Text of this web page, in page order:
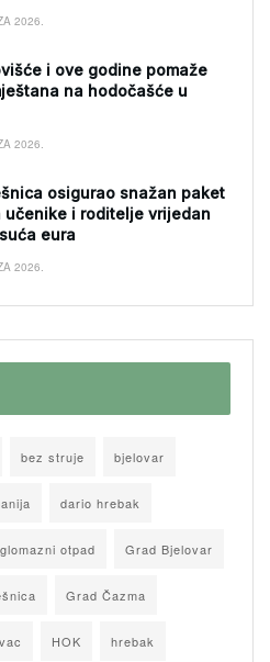
2026.
i ove godine pomaže
na hodočašće u
2026.
osigurao snažan paket
učenike i roditelje vrijedan
eura
2026.
bez struje bjelovar
dario hrebak
glomazni otpad Grad Bjelovar
Grad Čazma
HOK hrebak